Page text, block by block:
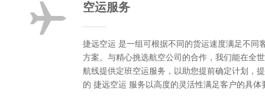
空运服务
捷远空运 是一组可根据不同的货运速度满足不同
方案。与精心挑选航空公司的合作，我们能在全
航线提供定班空运服务，以助您提前确定计划，
的 捷远空运 服务以高度的灵活性满足客户的具体